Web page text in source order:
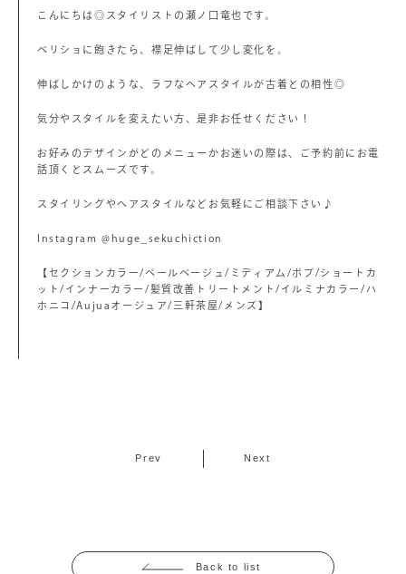
こんにちは◎スタイリストの瀬ノ口竜也です。
ベリショに飽きたら、襟足伸ばして少し変化を。
伸ばしかけのような、ラフなヘアスタイルが古着との相性◎
気分やスタイルを変えたい方、是非お任せください！
お好みのデザインがどのメニューかお迷いの際は、ご予約前にお電
話頂くとスムーズです。
スタイリングやヘアスタイルなどお気軽にご相談下さい♪
Instagram @huge_sekuchiction
【セクションカラー/ペールベージュ/ミディアム/ボブ/ショートカ
ット/インナーカラー/髪質改善トリートメント/イルミナカラー/ハ
ホニコ/Aujuaオージュア/三軒茶屋/メンズ】
Prev Next
Back to list